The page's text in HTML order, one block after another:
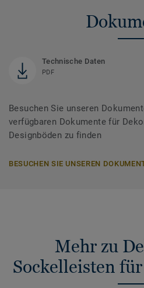
Technische Daten
PDF
Besuchen Sie unseren
verfügbaren Dokumente für
Designböden zu finden
BESUCHEN SIE UNSEREN
Mehr zu
Sockelleisten